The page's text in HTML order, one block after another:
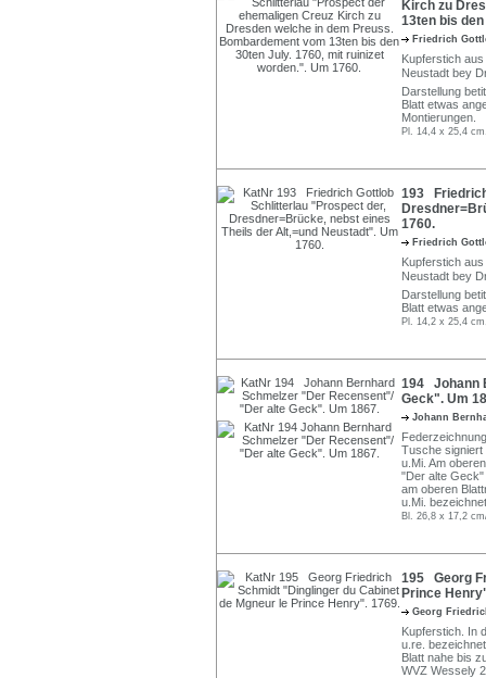
Kirch zu
13ten bis
Friedrich
Kupferstich
Neustadt bey
Darstellung
Blatt etwas
Montierungen.
Pl. 14,4 x 25,4
193
1760.
Friedrich
Kupferstich
Neustadt bey
Darstellung
Blatt etwas
Pl. 14,2 x 25,4
194 Johann
Geck". Um
Johann
Tusche signiert
u.Mi. Am
"Der alte
am oberen
u.Mi.
Bl. 26,8 x 17,2
195 Georg
Prince
Georg
Kupferstich. In
u.re.
Blatt nahe bis
WVZ Wessely